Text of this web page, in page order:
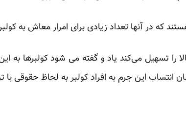
که در آنها تعداد زیادی برای امرار معاش به
را تسهیل می‌کند یاد و گفته می شود کولبر‌ها به
انتساب این جرم به افراد کولبر به لحاظ حقوقی